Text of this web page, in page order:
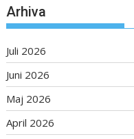
Arhiva
Juli 2026
Juni 2026
Maj 2026
April 2026